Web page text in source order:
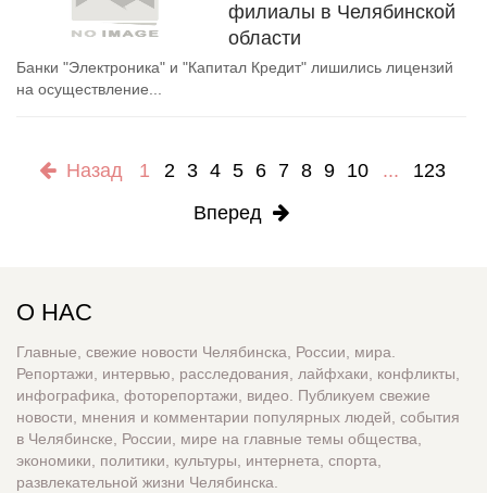
филиалы в Челябинской
области
Банки "Электроника" и "Капитал Кредит" лишились лицензий
на осуществление...
Назад 1 2 3 4 5 6 7 8 9 10 ...
123
Вперед
О НАС
Главные, свежие новости Челябинска, России, мира.
Репортажи, интервью, расследования, лайфхаки, конфликты,
инфографика, фоторепортажи, видео. Публикуем свежие
новости, мнения и комментарии популярных людей, события
в Челябинске, России, мире на главные темы общества,
экономики, политики, культуры, интернета, спорта,
развлекательной жизни Челябинска.